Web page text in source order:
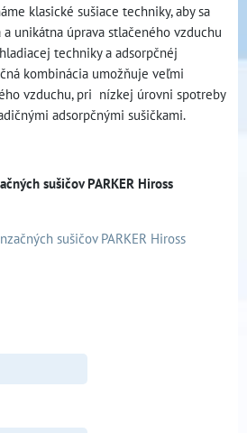
klasické sušiace techniky, aby sa
unikátna úprava stlačeného vzduchu
techniky a adsorpčnéj
kombinácia umožňuje veľmi
vzduchu, pri nízkej úrovni spotreby
adsorpčnými sušičkami.
sušičov PARKER Hiross